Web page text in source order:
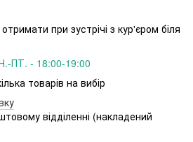
при зустрічі з кур'єром біля
ПТ. - 18:00-19:00
товарів на вибір
відділенні (накладений